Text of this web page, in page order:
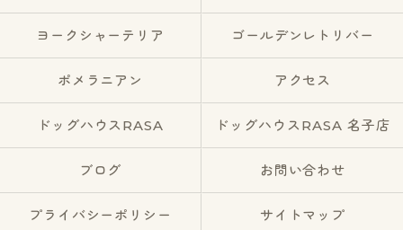
ヨークシャーテリア ゴールデンレトリバー
ポメラニアン アクセス
ドッグハウスRASA ドッグハウスRASA 名子店
ブログ お問い合わせ
プライバシーポリシー サイトマップ